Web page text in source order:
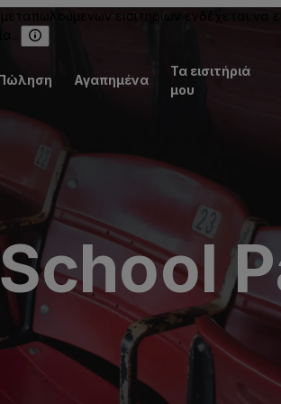
εισιτηρίων ενδέχεται να
Αγαπημένα
Τα εισιτήριά
μου